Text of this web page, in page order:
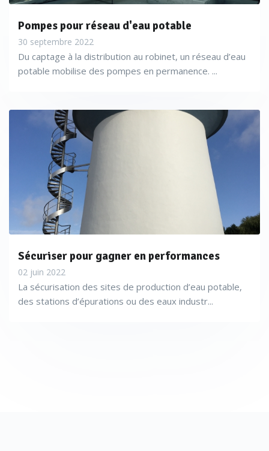
Pompes pour réseau d'eau potable
30 septembre 2022
Du captage à la distribution au robinet, un réseau d’eau
potable mobilise des pompes en permanence. ...
Sécuriser pour gagner en performances
02 juin 2022
La sécurisation des sites de production d’eau potable,
des stations d’épurations ou des eaux industr...